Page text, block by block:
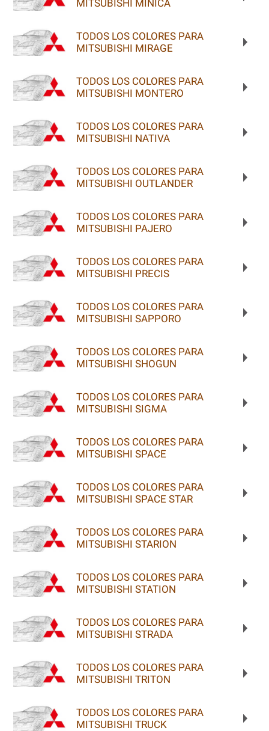
MITSUBISHI MINICA
TODOS LOS COLORES PARA
MITSUBISHI MIRAGE
TODOS LOS COLORES PARA
MITSUBISHI MONTERO
TODOS LOS COLORES PARA
MITSUBISHI NATIVA
TODOS LOS COLORES PARA
MITSUBISHI OUTLANDER
TODOS LOS COLORES PARA
MITSUBISHI PAJERO
TODOS LOS COLORES PARA
MITSUBISHI PRECIS
TODOS LOS COLORES PARA
MITSUBISHI SAPPORO
TODOS LOS COLORES PARA
MITSUBISHI SHOGUN
TODOS LOS COLORES PARA
MITSUBISHI SIGMA
TODOS LOS COLORES PARA
MITSUBISHI SPACE
TODOS LOS COLORES PARA
MITSUBISHI SPACE STAR
TODOS LOS COLORES PARA
MITSUBISHI STARION
TODOS LOS COLORES PARA
MITSUBISHI STATION
TODOS LOS COLORES PARA
MITSUBISHI STRADA
TODOS LOS COLORES PARA
MITSUBISHI TRITON
TODOS LOS COLORES PARA
MITSUBISHI TRUCK